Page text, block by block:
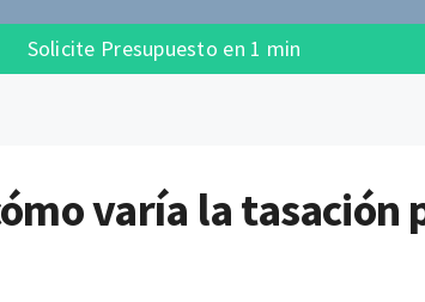
Solicite Presupuesto en 1 min
varía la tasación